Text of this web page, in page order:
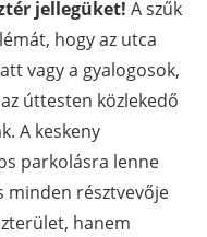
jellegüket! A szűk
hogy az utca
vagy a gyalogosok,
úttesten közlekedő
A keskeny
parkolásra lenne
minden résztvevője
hanem